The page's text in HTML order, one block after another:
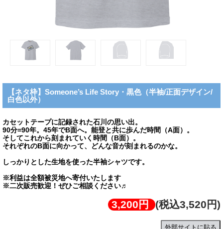
【ネタ枠】Someone’s Life Story・黒色（半袖/正面デザイン/
白色以外）
カセットテープに記録された石川の思い出。
90分=90年。45年でB面へ。能登と共に歩んだ時間（A面）。
そしてこれから刻まれていく時間（B面）。
それぞれのB面に向かって、どんな音が刻まれるのかな。
しっかりとした生地を使った半袖シャツです。
※利益は全額被災地へ寄付いたします
※二次販売歓迎！ぜひご相談ください♬
3,200円 (税込3,520円)
外部サイトに貼る